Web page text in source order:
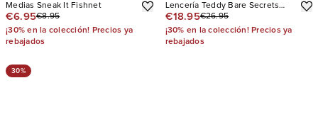
Medias Sneak It Fishnet
€6.95€8.95
¡30% en la colección! Precios ya
rebajados
Lencería Teddy Bare Secrets
Crotchless Open Cup Lace
€18.95€26.95
¡30% en la colección! Precios ya
rebajados
30%